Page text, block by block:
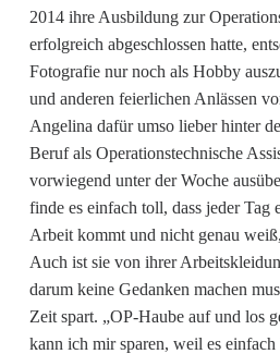
2014 ihre Ausbildung zur
erfolgreich abgeschlossen hatte,
Fotografie nur noch als Hobby
und anderen feierlichen Anlässen
Angelina dafür umso lieber hinter
Beruf als Operationstechnische
vorwiegend unter der Woche
finde es einfach toll, dass jeder Tag
Arbeit kommt und nicht genau
Auch ist sie von ihrer
darum keine Gedanken machen
Zeit spart. „OP-Haube auf und los
kann ich mir sparen, weil es einfach